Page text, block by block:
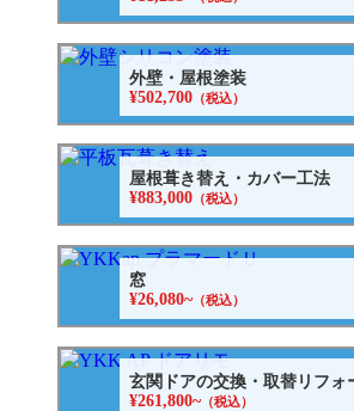
外壁・屋根塗装
¥502,700 （税込）
屋根葺き替え・カバー工法
¥883,000 （税込）
窓
¥26,080~（税込）
玄関ドアの交換・取替リフォ
¥261,800~（税込）